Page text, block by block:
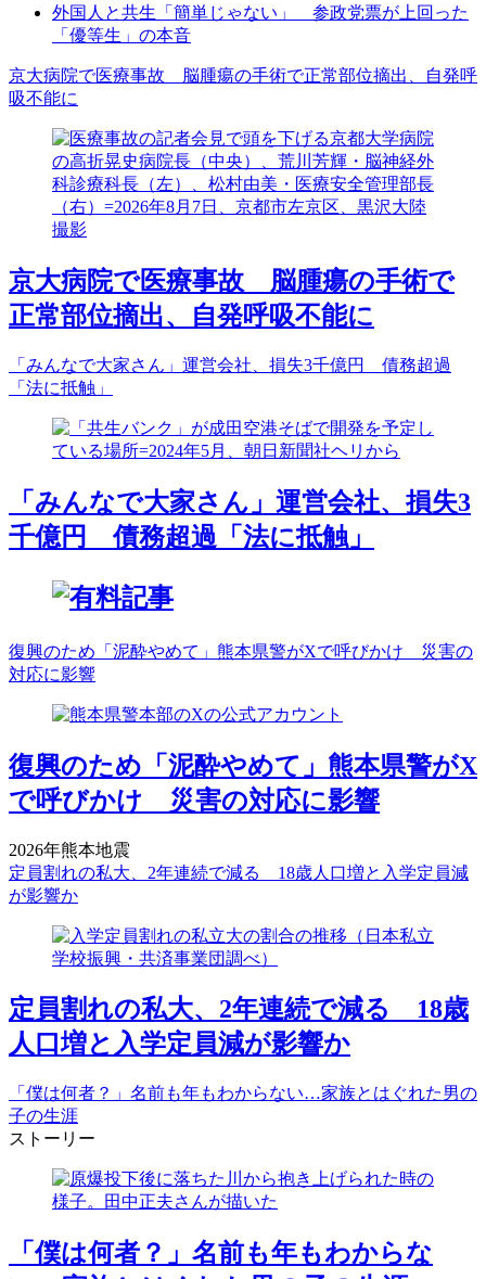
外国人と共生「簡単じゃない」 参政党票が上回った
「優等生」の本音
京大病院で医療事故 脳腫瘍の手術で正常部位摘出、自発呼
吸不能に
京大病院で医療事故 脳腫瘍の手術で
正常部位摘出、自発呼吸不能に
「みんなで大家さん」運営会社、損失3千億円 債務超過
「法に抵触」
「みんなで大家さん」運営会社、損失3
千億円 債務超過「法に抵触」
復興のため「泥酔やめて」熊本県警がXで呼びかけ 災害の
対応に影響
復興のため「泥酔やめて」熊本県警がX
で呼びかけ 災害の対応に影響
2026年熊本地震
定員割れの私大、2年連続で減る 18歳人口増と入学定員減
が影響か
定員割れの私大、2年連続で減る 18歳
人口増と入学定員減が影響か
「僕は何者？」名前も年もわからない…家族とはぐれた男の
子の生涯
ストーリー
「僕は何者？」名前も年もわからな